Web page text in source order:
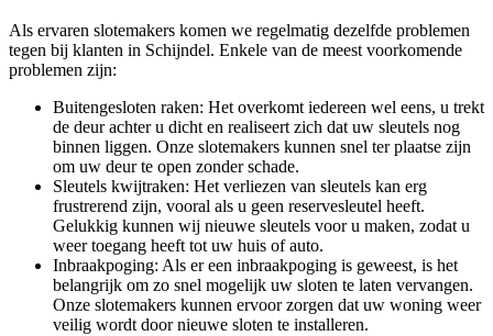
Als ervaren slotemakers komen we regelmatig dezelfde problemen
tegen bij klanten in Schijndel. Enkele van de meest voorkomende
problemen zijn:
Buitengesloten raken: Het overkomt iedereen wel eens, u trekt
de deur achter u dicht en realiseert zich dat uw sleutels nog
binnen liggen. Onze slotemakers kunnen snel ter plaatse zijn
om uw deur te open zonder schade.
Sleutels kwijtraken: Het verliezen van sleutels kan erg
frustrerend zijn, vooral als u geen reservesleutel heeft.
Gelukkig kunnen wij nieuwe sleutels voor u maken, zodat u
weer toegang heeft tot uw huis of auto.
Inbraakpoging: Als er een inbraakpoging is geweest, is het
belangrijk om zo snel mogelijk uw sloten te laten vervangen.
Onze slotemakers kunnen ervoor zorgen dat uw woning weer
veilig wordt door nieuwe sloten te installeren.